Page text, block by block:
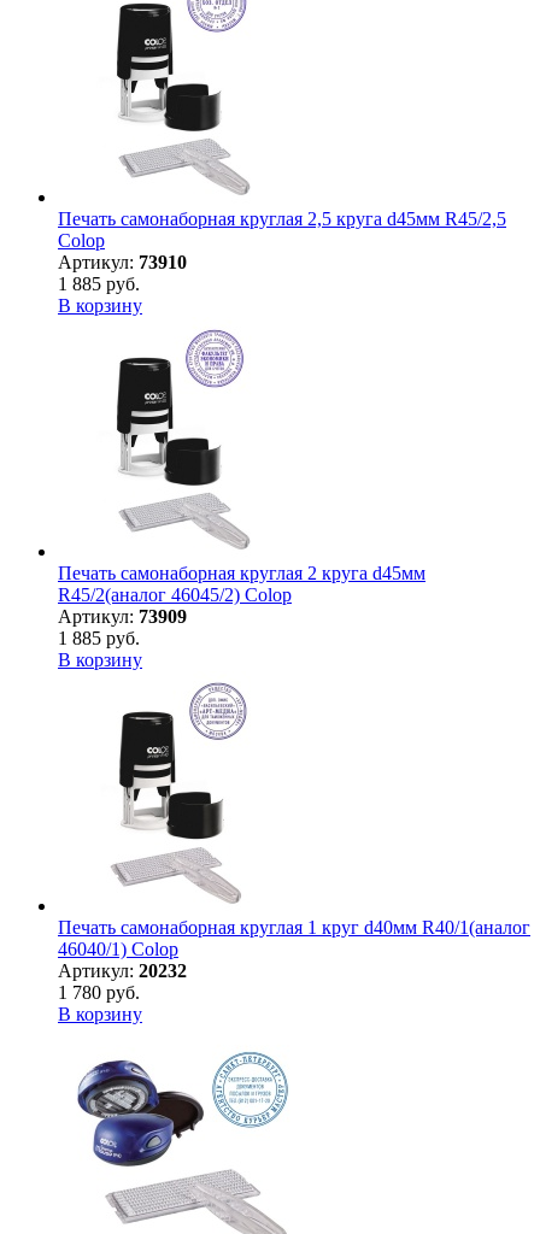
Печать самонаборная круглая 2,5 круга d45мм R45/2,5
Colop
Артикул: 73910
1 885 руб.
В корзину
Печать самонаборная круглая 2 круга d45мм
R45/2(аналог 46045/2) Colop
Артикул: 73909
1 885 руб.
В корзину
Печать самонаборная круглая 1 круг d40мм R40/1(аналог
46040/1) Colop
Артикул: 20232
1 780 руб.
В корзину